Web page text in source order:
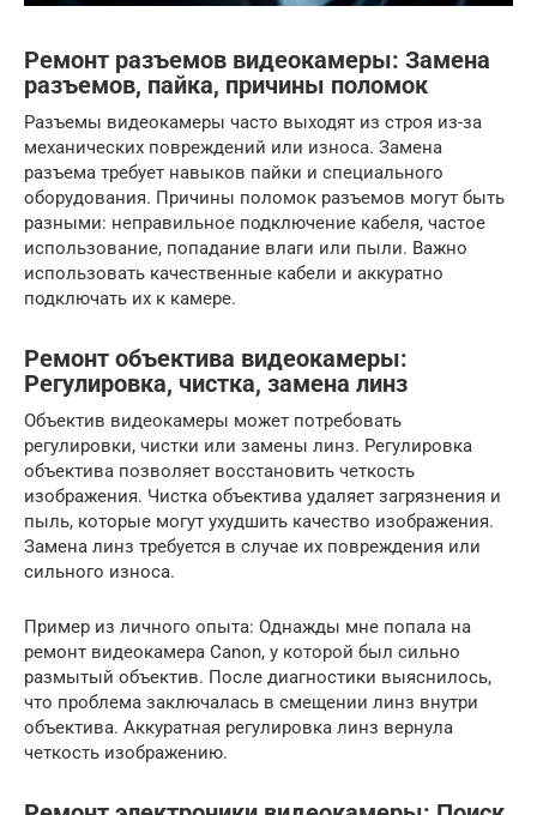
Ремонт разъемов видеокамеры: Замена
разъемов, пайка, причины поломок
Разъемы видеокамеры часто выходят из строя из-за
механических повреждений или износа. Замена
разъема требует навыков пайки и специального
оборудования. Причины поломок разъемов могут быть
разными: неправильное подключение кабеля, частое
использование, попадание влаги или пыли. Важно
использовать качественные кабели и аккуратно
подключать их к камере.
Ремонт объектива видеокамеры:
Регулировка, чистка, замена линз
Объектив видеокамеры может потребовать
регулировки, чистки или замены линз. Регулировка
объектива позволяет восстановить четкость
изображения. Чистка объектива удаляет загрязнения и
пыль, которые могут ухудшить качество изображения.
Замена линз требуется в случае их повреждения или
сильного износа.
Пример из личного опыта: Однажды мне попала на
ремонт видеокамера Canon, у которой был сильно
размытый объектив. После диагностики выяснилось,
что проблема заключалась в смещении линз внутри
объектива. Аккуратная регулировка линз вернула
четкость изображению.